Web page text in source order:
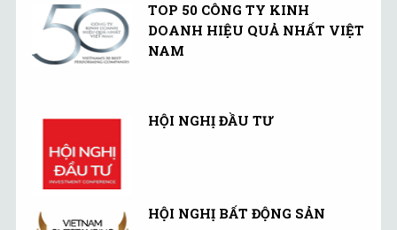
TOP 50 CÔNG TY KINH
DOANH HIỆU QUẢ NHẤT VIỆT
NAM
HỘI NGHỊ ĐẦU TƯ
HỘI NGHỊ BẤT ĐỘNG SẢN